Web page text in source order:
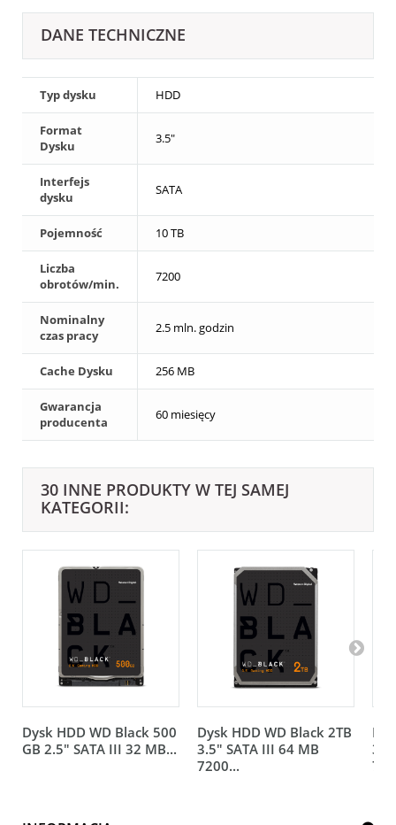
DANE TECHNICZNE
Typ dysku HDD
Format
Dysku
3.5"
Interfejs
dysku
SATA
Pojemność 10 TB
Liczba
obrotów/min.
7200
Nominalny
czas pracy
2.5 mln. godzin
Cache Dysku 256 MB
Gwarancja
producenta
60 miesięcy
30 INNE PRODUKTY W TEJ SAMEJ
KATEGORII:
Dysk HDD WD Black 500
GB 2.5" SATA III 32 MB...
Dysk HDD WD Black 2TB
3.5" SATA III 64 MB
7200...